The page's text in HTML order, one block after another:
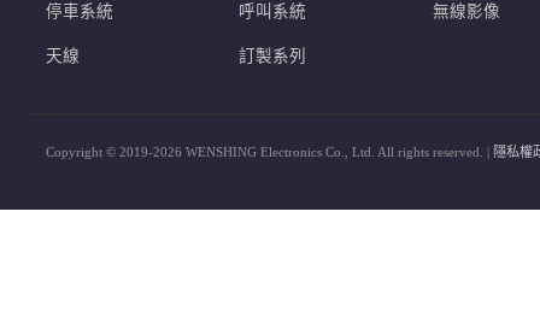
停車系統 呼叫系統 無線影像
天線 訂製系列
Copyright © 2019-2026 WENSHING Electronics Co., Ltd. All rights reserved. | 隱私權